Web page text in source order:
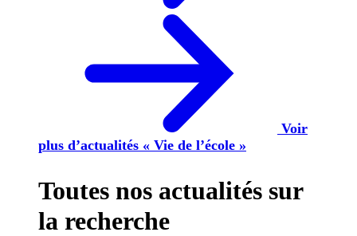
Voir
plus d’actualités « Vie de l’école »
Toutes nos actualités sur
la recherche